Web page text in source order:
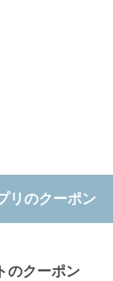
リのクーポン
のクーポン